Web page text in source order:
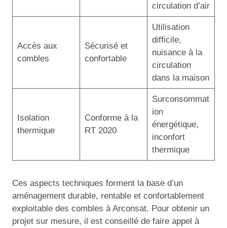
circulation d’air
Accès aux
combles
Sécurisé et
confortable
Utilisation
difficile,
nuisance à la
circulation
dans la maison
Isolation
thermique
Conforme à la
RT 2020
Surconsommat
ion
énergétique,
inconfort
thermique
Ces aspects techniques forment la base d’un
aménagement durable, rentable et confortablement
exploitable des combles à Arconsat. Pour obtenir un
projet sur mesure, il est conseillé de faire appel à